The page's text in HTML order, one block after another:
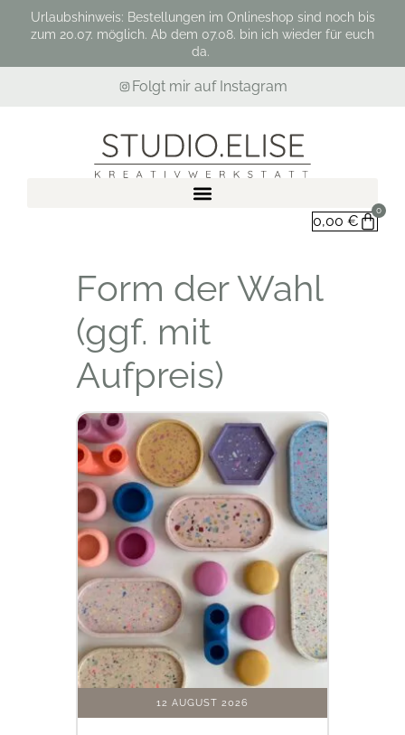
Urlaubshinweis: Bestellungen im Onlineshop sind noch bis
zum 20.07. möglich. Ab dem 07.08. bin ich wieder für euch
da.
Folgt mir auf Instagram
0,00 €
0
Form der Wahl
(ggf. mit
Aufpreis)
12 AUGUST 2026